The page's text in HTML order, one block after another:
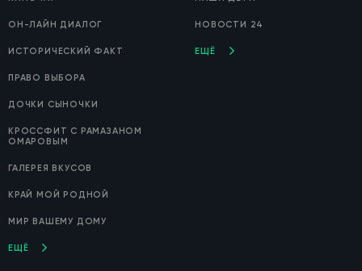
ОН-ЛАЙН ДИАЛОГ
ИСТОРИЧЕСКИЙ ФАКТ
ПРАВО ВЫБОРА
ДОЧКИ СЫНОЧКИ
КРОССФИТ С РАМАЗАНОМ
ОМАРОВЫМ
ГАЛЕРЕЯ ВКУСОВ
КРАЙ МОЙ РОДНОЙ
МИР ВАШЕМУ ДОМУ
ЕЩЁ
НОВОСТИ 24
ЕЩЁ